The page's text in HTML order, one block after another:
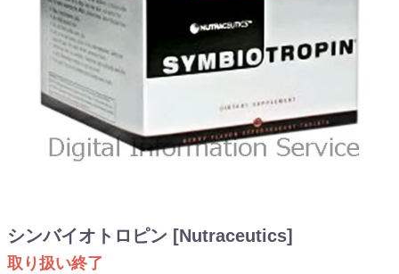
シンバイオトロピン [Nutraceutics]
取り扱い終了